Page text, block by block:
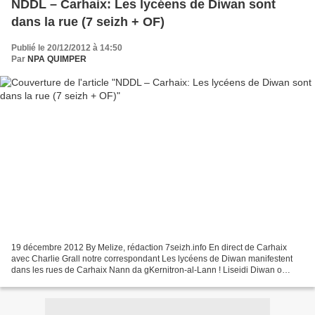
NDDL – Carhaix: Les lycéens de Diwan sont
dans la rue (7 seizh + OF)
Publié le 20/12/2012 à 14:50
Par NPA QUIMPER
19 décembre 2012 By Melize, rédaction 7seizh.info En direct de Carhaix
avec Charlie Grall notre correspondant Les lycéens de Diwan manifestent
dans les rues de Carhaix Nann da gKernitron-al-Lann ! Liseidi Diwan o